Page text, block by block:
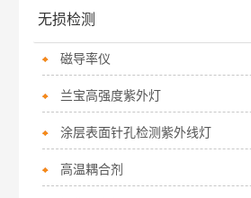
无损检测
磁导率仪
兰宝高强度紫外灯
涂层表面针孔检测紫外线灯
高温耦合剂